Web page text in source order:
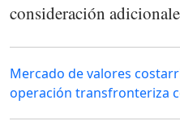
consideración
Mercado de valores
operación transfronteriza